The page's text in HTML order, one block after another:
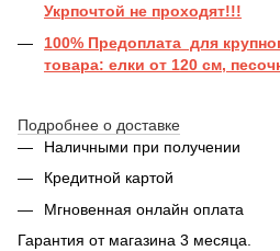
Укрпочтой не проходят!!!
100% Предоплата для
товара: елки от 120 см,
Подробнее о доставке
Наличными при получении
Кредитной картой
Мгновенная онлайн оплата
Гарантия от магазина 3 месяца.